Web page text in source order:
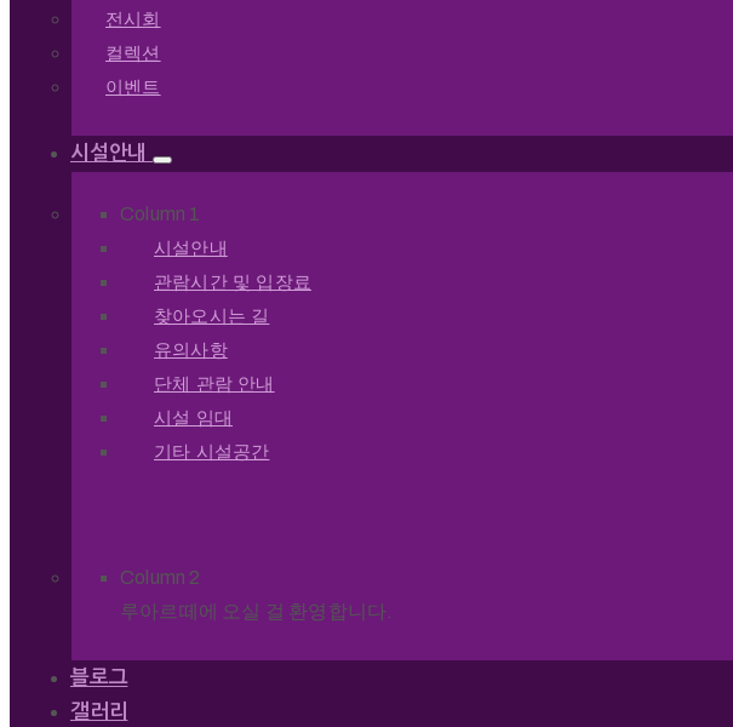
전시회
컬렉션
이벤트
시설안내
Column 1
시설안내
관람시간 및 입장료
찾아오시는 길
유의사항
단체 관람 안내
시설 임대
기타 시설공간
Column 2
루아르떼에 오실 걸 환영합니다.
블로그
갤러리